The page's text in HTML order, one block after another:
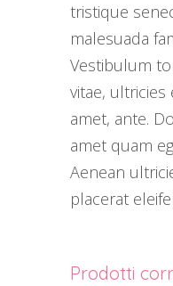
tristique
malesuada
Vestibulum
vitae,
amet, ante.
amet quam
Aenean
placerat
Prodotti